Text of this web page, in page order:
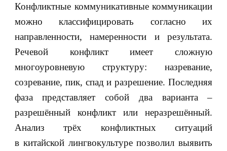
Конфликтные коммуникативные коммуникации
можно классифицировать согласно их
направленности, намеренности и результата.
Речевой конфликт имеет сложную
многоуровневую структуру: назревание,
созревание, пик, спад и разрешение. Последняя
фаза представляет собой два варианта ‒
разрешённый конфликт или неразрешённый.
Анализ трёх конфликтных ситуаций
в китайской лингвокультуре позволил выявить